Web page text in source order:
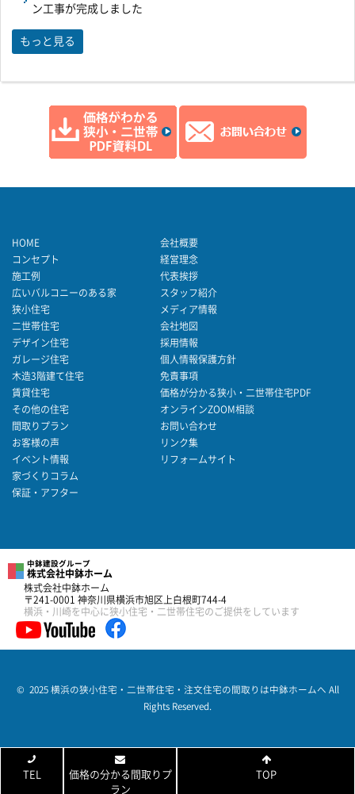
ン工事が完成しました
もっと見る
HOME
コンセプト
施工例
広いバルコニーのある家
狭小住宅
二世帯住宅
デザイン住宅
ガレージ住宅
木造3階建て住宅
賃貸住宅
その他の住宅
間取りプラン
お客様の声
イベント情報
家づくりコラム
保証・アフター
会社概要
経営理念
代表挨拶
スタッフ紹介
メディア情報
会社地図
採用情報
個人情報保護方針
免責事項
価格が分かる狭小・二世帯住宅PDF
オンラインZOOM相談
お問い合わせ
リンク集
リフォームサイト
中鉢建設グループ
株式会社中鉢ホーム
株式会社中鉢ホーム
〒241-0001 神奈川県横浜市旭区上白根町744-4
横浜・川崎を中心に狭小住宅・二世帯住宅のご提供をしています
© 2025 横浜の狭小住宅・二世帯住宅・注文住宅の間取りは中鉢ホームへ All
Rights Reserved.
TEL
価格の分かる間取りプ
ラン
TOP